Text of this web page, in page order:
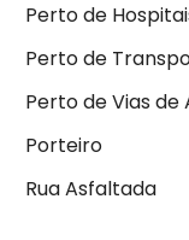
Perto de
Perto de
Perto de Vias de
Porteiro
Rua Asfaltada